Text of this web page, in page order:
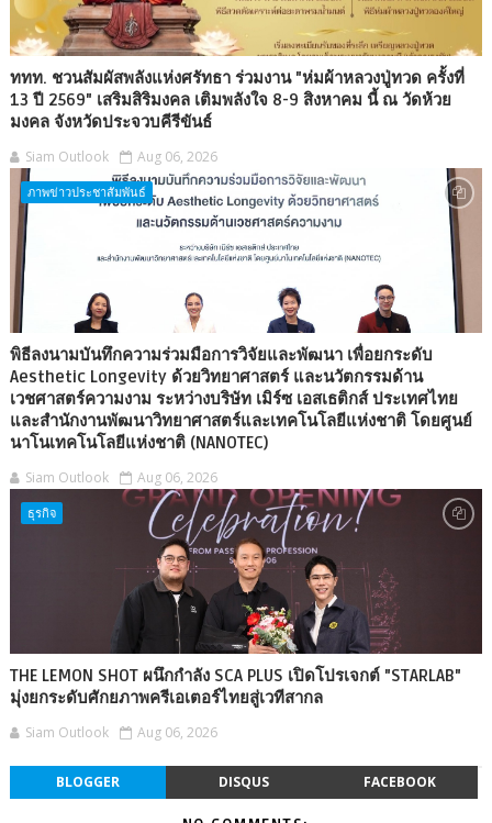
ททท. ชวนสัมผัสพลังแห่งศรัทธา ร่วมงาน "ห่มผ้าหลวงปู่ทวด ครั้งที่
13 ปี 2569" เสริมสิริมงคล เติมพลังใจ 8-9 สิงหาคม นี้ ณ วัดห้วย
มงคล จังหวัดประจวบคีรีขันธ์
Siam Outlook Aug 06, 2026
ภาพข่าวประชาสัมพันธ์
พิธีลงนามบันทึกความร่วมมือการวิจัยและพัฒนา เพื่อยกระดับ
Aesthetic Longevity ด้วยวิทยาศาสตร์ และนวัตกรรมด้าน
เวชศาสตร์ความงาม ระหว่างบริษัท เมิร์ซ เอสเธติกส์ ประเทศไทย
และสำนักงานพัฒนาวิทยาศาสตร์และเทคโนโลยีแห่งชาติ โดยศูนย์
นาโนเทคโนโลยีแห่งชาติ (NANOTEC)
Siam Outlook Aug 06, 2026
ธุรกิจ
THE LEMON SHOT ผนึกกำลัง SCA PLUS เปิดโปรเจกต์ "STARLAB"
มุ่งยกระดับศักยภาพครีเอเตอร์ไทยสู่เวทีสากล
Siam Outlook Aug 06, 2026
BLOGGER DISQUS FACEBOOK